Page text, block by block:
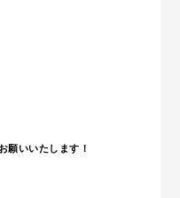
いいたします！